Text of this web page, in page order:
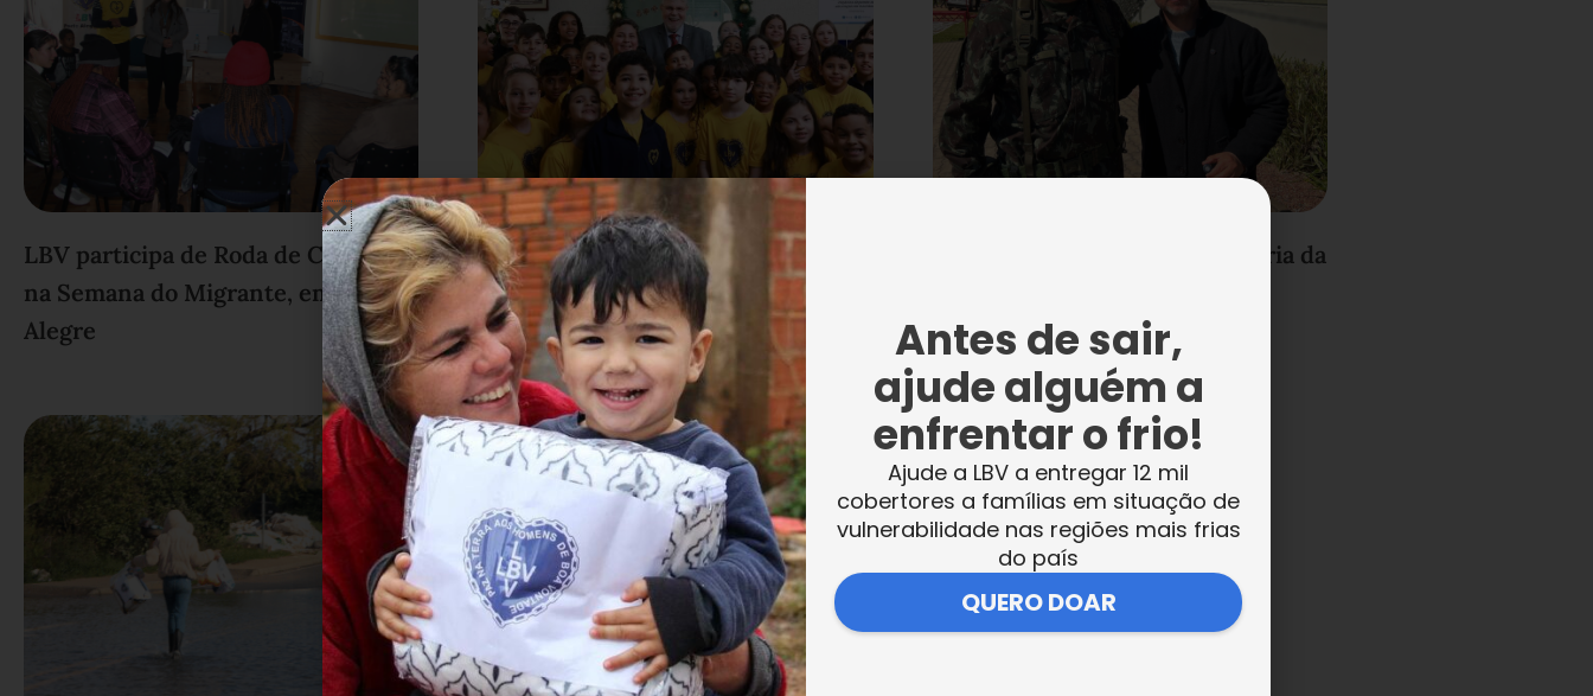
LBV participa de Roda de Conversa
na Semana do Migrante, em Porto
Alegre
Presidente da LBV acompanha de
perto as ações da Unidade de Porto
Alegre/RS
General Hertz agradece parceria da
Antes de sair,
ajude alguém a
enfrentar o frio!
Ajude a LBV a entregar 12 mil
cobertores a famílias em situação de
vulnerabilidade nas regiões mais frias
do país
QUERO DOAR